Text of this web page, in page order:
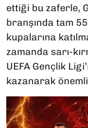
ettiği bu zaferle,
branşında tam
kupalarına
zamanda sarı-
UEFA Gençlik
kazanarak